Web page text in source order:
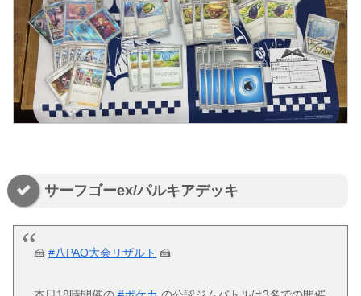
サーフゴーex/パルキアデッキ
🍰#八PAO大会リザルト 🍰